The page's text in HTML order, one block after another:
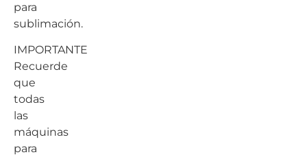
para
sublimación.
IMPORTANTE
Recuerde
que
todas
las
máquinas
para